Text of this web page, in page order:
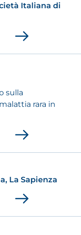
Italiana di
sulla
rara in
La Sapienza